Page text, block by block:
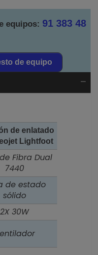
equipos: 91 383 48
de equipo
de enlatado
Lightfoot
Fibra Dual
7440
de estado
sólido
2X 30W